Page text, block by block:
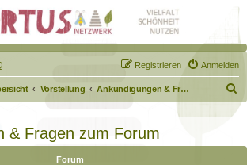
Anmelden
Registrieren
Vorstellung Ankündigungen & Fragen zum Forum
u
h
& Fragen zum Forum
Forum